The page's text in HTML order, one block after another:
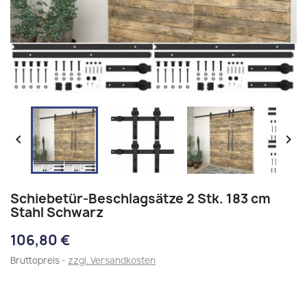
 
Schiebetür-Beschlagsätze 2 Stk. 183 cm
Stahl Schwarz
106,80 €
Bruttopreis zzgl. Versandkosten